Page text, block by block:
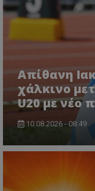
Απίθανη
χάλκινο
U20 με νέο
10.08.2026 - 08:49